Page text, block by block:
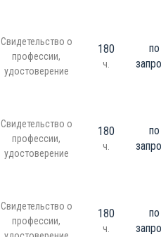
Свидетельство о
профессии,
удостоверение
180
ч.
по
Свидетельство о
профессии,
удостоверение
180
ч.
по
Свидетельство о
профессии,
180
ч.
по